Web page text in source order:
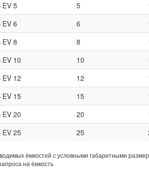
EV 5
5
EV 6
6
EV 8
8
EV 10
10
EV 12
12
EV 15
15
EV 20
20
EV 25
25
ёмкостей с условными габаритными
на ёмкость